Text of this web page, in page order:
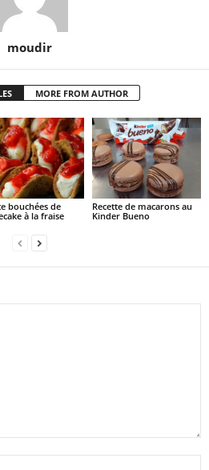
moudir
MORE FROM AUTHOR
bouchées de
à la fraise
Recette de macarons au
Kinder Bueno